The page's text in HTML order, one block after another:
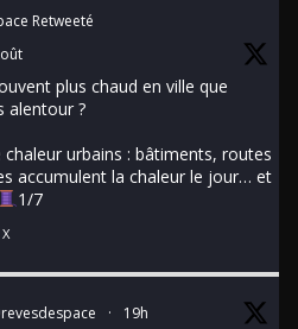
Retweeté
plus chaud en ville que
alentour ?
urbains : bâtiments, routes
accumulent la chaleur le jour… et
1/7
X
· 19h